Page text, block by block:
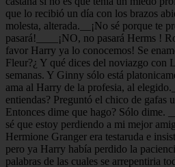
que lo recibió un día con los brazos
molesta, alterada.__¡No sé porque te
pasará!____¡NO, no pasará Herms !
favor Harry ya lo conocemos! Se
Fleur?¿ Y qué dices del noviazgo con
semanas. Y Ginny sólo está
ama al Harry de la profesia, al
entiendas? Preguntó el chico de gafas
Entonces dime que hago? Sólo dime.
sé que estoy perdiendo a mi mejor
Hermione Granger era testaruda e
pero ya Harry había perdido la
palabras de las cuales se arrepentiria